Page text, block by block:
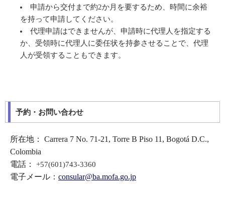
申請から交付まで約2か月を要するため、時間に余裕
を持って申請してください。
代理申請はできませんが、申請時に代理人を指定する
か、受領時に代理人に委任状を持参させることで、代理
人が受領することもできます。
予約・お問い合わせ
所在地： Carrera 7 No. 71-21, Torre B Piso 11, Bogotá D.C.,
Colombia
電話： +57(601)743-3360
電子メール： consular@ba.mofa.go.jp